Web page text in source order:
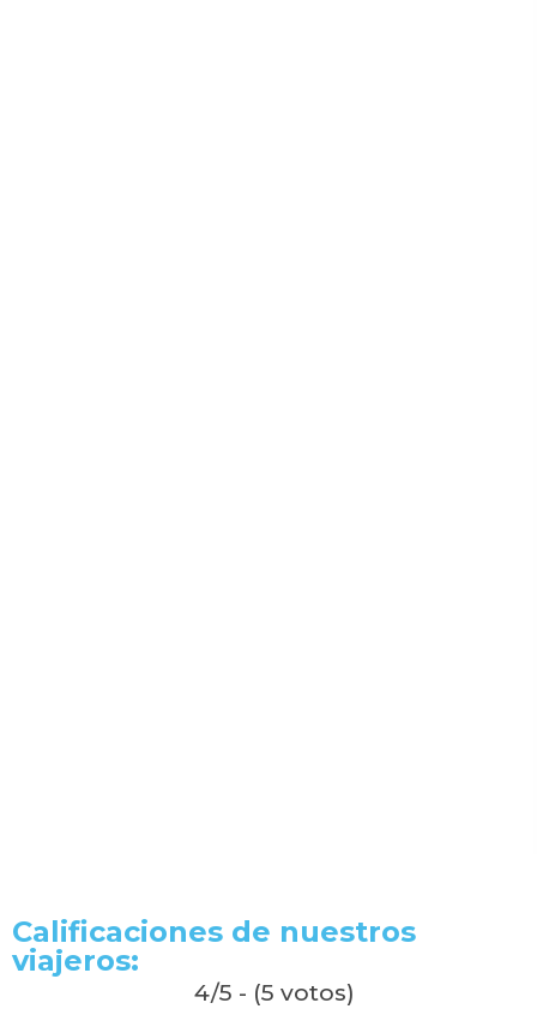
Calificaciones de nuestros
viajeros:
4/5 - (5 votos)